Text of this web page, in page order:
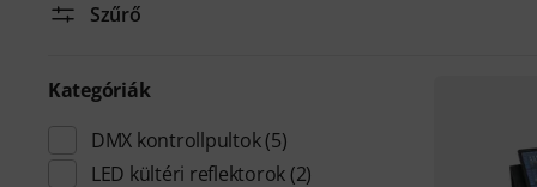
Szűrő
Kategóriák
DMX kontrollpultok(5)
LED kültéri reflektorok (2)